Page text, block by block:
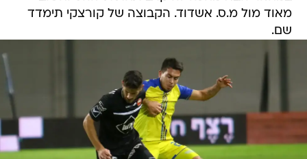
מאוד מול מ.ס. אשדוד. הקבוצה של קורצקי תימדד
שם.